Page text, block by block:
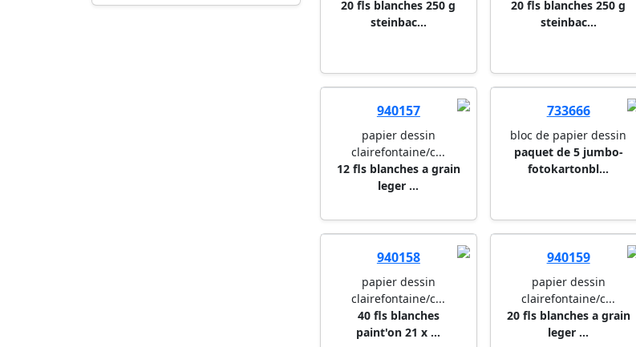
20 fls blanches 250 g
steinbac...
20 fls blanches 250 g
steinbac...
940157
papier dessin
clairefontaine/c...
12 fls blanches a grain
leger ...
733666
bloc de papier dessin
paquet de 5 jumbo-
fotokartonbl...
940158
papier dessin
clairefontaine/c...
40 fls blanches
paint'on 21 x ...
940159
papier dessin
clairefontaine/c...
20 fls blanches a grain
leger ...